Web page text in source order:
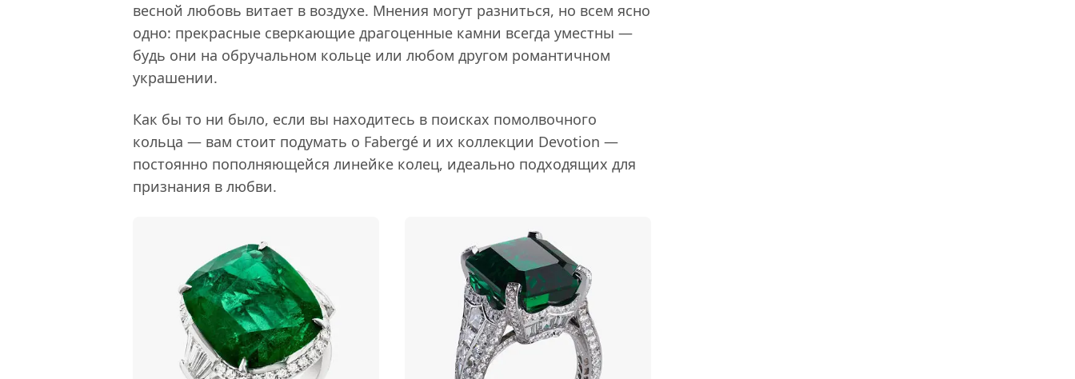
весной любовь витает в воздухе. Мнения могут разниться, но всем ясно
одно: прекрасные сверкающие драгоценные камни всегда уместны —
будь они на обручальном кольце или любом другом романтичном
украшении.
Как бы то ни было, если вы находитесь в поисках помолвочного
кольца — вам стоит подумать о Fabergé и их коллекции Devotion —
постоянно пополняющейся линейке колец, идеально подходящих для
признания в любви.